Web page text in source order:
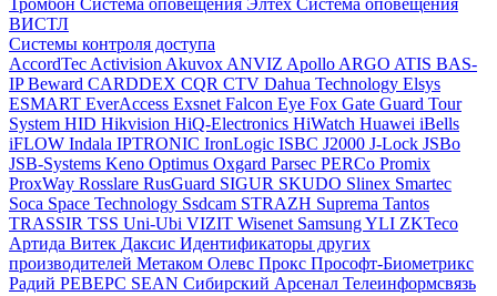
ВИСТЛ
Системы контроля доступа
AccordTec Activision Akuvox ANVIZ Apollo ARGO ATIS BAS-
IPBeward CARDDEX CQR CTV Dahua Technology Elsys
ESMART EverAccess Exsnet Falcon Eye Fox Gate Guard Tour
System HID Hikvision HiQ-Electronics HiWatch Huawei iBells
iFLOW Indala IPTRONIC IronLogic ISBC J2000 J-Lock JSBo
JSB-Systems Keno Optimus Oxgard Parsec PERCo Promix
ProxWay Rosslare RusGuard SIGUR SKUDO Slinex Smartec
Soca Space Technology Ssdcam STRAZH Suprema Tantos
TRASSIR TSS Uni-Ubi VIZIT Wisenet SamsungYLI ZKTeco
Артида Витек Даксис Идентификаторы других
производителей Метаком Олевс Прокс Прософт-Биометрикс
Радий РЕВЕРС SEAN Сибирский Арсенал Телеинформсвязь